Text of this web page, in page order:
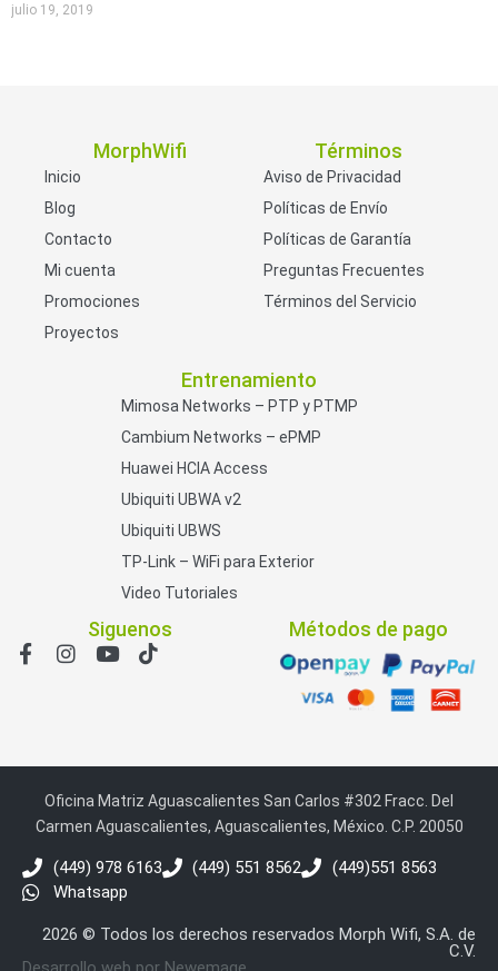
julio 19, 2019
MorphWifi
Inicio
Blog
Contacto
Mi cuenta
Promociones
Proyectos
Términos
Aviso de Privacidad
Políticas de Envío
Políticas de Garantía
Preguntas Frecuentes
Términos del Servicio
Entrenamiento
Mimosa Networks – PTP y PTMP
Cambium Networks – ePMP
Huawei HCIA Access
Ubiquiti UBWA v2
Ubiquiti UBWS
TP-Link – WiFi para Exterior
Video Tutoriales
Siguenos Métodos de pago
Oficina Matriz Aguascalientes San Carlos #302 Fracc. Del
Carmen Aguascalientes, Aguascalientes, México. C.P. 20050
(449) 978 6163 (449) 551 8562
(449)551 8563
Whatsapp
2026 © Todos los derechos reservados Morph Wifi, S.A. de
C.V.